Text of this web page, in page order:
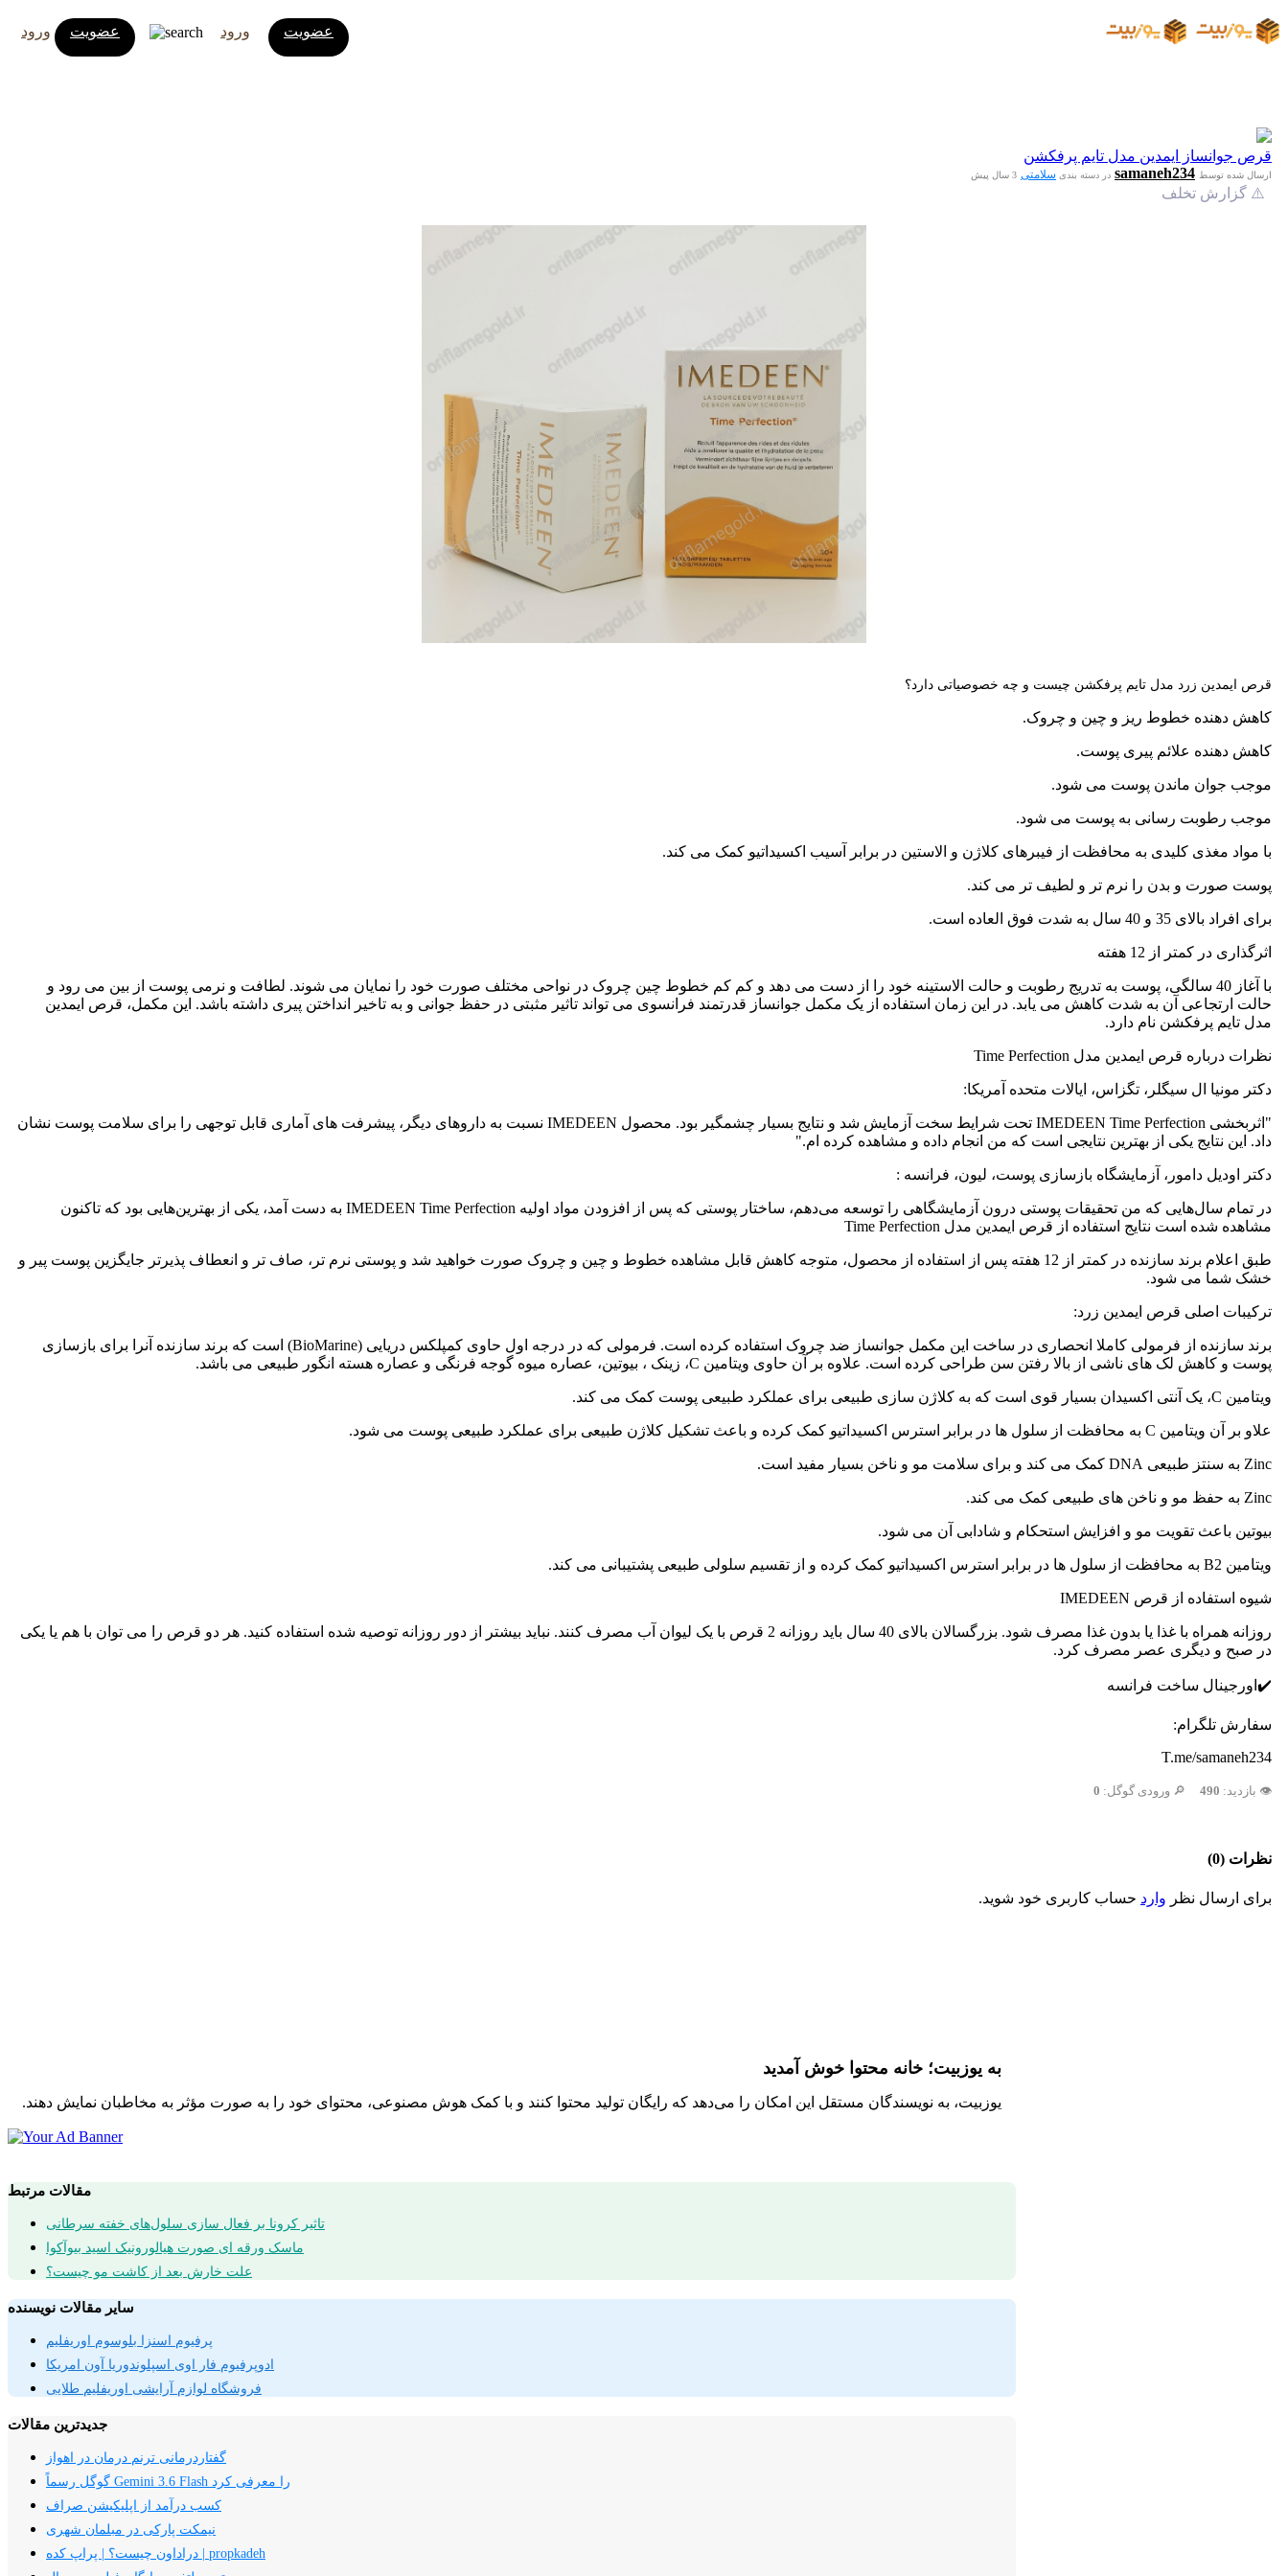
ورود عضویت ورود عضویت
قرص جوانساز ایمدین مدل تایم پرفکشن
ارسال شده توسط samaneh234 در دسته بندی سلامتی 3 سال پیش
⚠️ گزارش تخلف
قرص ایمدین زرد مدل تایم پرفکشن چیست و چه خصوصیاتی دارد؟
کاهش دهنده خطوط ریز و چین و چروک.
کاهش دهنده علائم پیری پوست.
موجب جوان ماندن پوست می شود.
موجب رطوبت رسانی به پوست می شود.
با مواد مغذی کلیدی به محافظت از فیبرهای کلاژن و الاستین در برابر آسیب اکسیداتیو کمک می کند.
پوست صورت و بدن را نرم تر و لطیف تر می کند.
برای افراد بالای 35 و 40 سال به شدت فوق العاده است.
اثرگذاری در کمتر از 12 هفته
با آغاز 40 سالگی، پوست به تدریج رطوبت و حالت الاستینه خود را از دست می دهد و کم کم خطوط چین چروک در نواحی مختلف صورت خود را نمایان می شوند. لطافت و نرمی پوست از بین می رود و
حالت ارتجاعی آن به شدت کاهش می یابد. در این زمان استفاده از یک مکمل جوانساز قدرتمند فرانسوی می تواند تاثیر مثبتی در حفظ جوانی و به تاخیر انداختن پیری داشته باشد. این مکمل، قرص ایمدین
مدل تایم پرفکشن نام دارد.
نظرات درباره قرص ایمدین مدل Time Perfection
دکتر مونیا ال سیگلر، تگزاس، ایالات متحده آمریکا:
"اثربخشی IMEDEEN Time Perfection تحت شرایط سخت آزمایش شد و نتایج بسیار چشمگیر بود. محصول IMEDEEN نسبت به داروهای دیگر، پیشرفت های آماری قابل توجهی را برای سلامت پوست نشان
داد. این نتایج یکی از بهترین نتایجی است که من انجام داده و مشاهده کرده ام."
دکتر اودیل دامور، آزمایشگاه بازسازی پوست، لیون، فرانسه :
در تمام سال‌هایی که من تحقیقات پوستی درون آزمایشگاهی را توسعه می‌دهم، ساختار پوستی که پس از افزودن مواد اولیه IMEDEEN Time Perfection به دست آمد، یکی از بهترین‌هایی بود که تاکنون
مشاهده شده است نتایج استفاده از قرص ایمدین مدل Time Perfection
طبق اعلام برند سازنده در کمتر از 12 هفته پس از استفاده از محصول، متوجه کاهش قابل مشاهده خطوط و چین و چروک صورت خواهید شد و پوستی نرم تر، صاف تر و انعطاف پذیرتر جایگزین پوست پیر و
خشک شما می شود.
ترکیبات اصلی قرص ایمدین زرد:
برند سازنده از فرمولی کاملا انحصاری در ساخت این مکمل جوانساز ضد چروک استفاده کرده است. فرمولی که در درجه اول حاوی کمپلکس دریایی (BioMarine) است که برند سازنده آنرا برای بازسازی
پوست و کاهش لک های ناشی از بالا رفتن سن طراحی کرده است. علاوه بر آن حاوی ویتامین C، زینک ، بیوتین، عصاره میوه گوجه فرنگی و عصاره هسته انگور طبیعی می باشد.
ویتامین C، یک آنتی اکسیدان بسیار قوی است که به کلاژن سازی طبیعی برای عملکرد طبیعی پوست کمک می کند.
علاو بر آن ویتامین C به محافظت از سلول ها در برابر استرس اکسیداتیو کمک کرده و باعث تشکیل کلاژن طبیعی برای عملکرد طبیعی پوست می شود.
Zinc به سنتز طبیعی DNA کمک می کند و برای سلامت مو و ناخن بسیار مفید است.
Zinc به حفظ مو و ناخن های طبیعی کمک می کند.
بیوتین باعث تقویت مو و افزایش استحکام و شادابی آن می شود.
ویتامین B2 به محافظت از سلول ها در برابر استرس اکسیداتیو کمک کرده و از تقسیم سلولی طبیعی پشتیبانی می کند.
شیوه استفاده از قرص IMEDEEN
روزانه همراه با غذا یا بدون غذا مصرف شود. بزرگسالان بالای 40 سال باید روزانه 2 قرص با یک لیوان آب مصرف کنند. نباید بیشتر از دور روزانه توصیه شده استفاده کنید. هر دو قرص را می توان با هم یا یکی
در صبح و دیگری عصر مصرف کرد.
✔️اورجینال ساخت فرانسه
سفارش تلگرام:
T.me/samaneh234
👁️ بازدید: 490 🔎 ورودی گوگل: 0
نظرات (0)
برای ارسال نظر وارد حساب کاربری خود شوید.
به یوزبیت؛ خانه محتوا خوش آمدید
یوزبیت، به نویسندگان مستقل این امکان را می‌دهد که رایگان تولید محتوا کنند و با کمک هوش مصنوعی، محتوای خود را به صورت مؤثر به مخاطبان نمایش دهند.
مقالات مرتبط
تاثیر کرونا بر فعال سازی سلول‌های خفته سرطانی
ماسک ورقه ای صورت هیالورونیک اسید بیوآکوا
علت خارش بعد از کاشت مو چیست؟
سایر مقالات نویسنده
پرفیوم اسنزا بلوسوم اوریفلیم
ادوپرفیوم فار اوی اسپلوندوریا آون امریکا
فروشگاه لوازم آرایشی اوریفلیم طلایی
جدیدترین مقالات
گفتاردرمانی ترنم درمان در اهواز
گوگل رسماً Gemini 3.6 Flash را معرفی کرد
کسب درآمد از اپلیکیشن صراف
نیمکت پارکی در مبلمان شهری
دراداون چیست؟ | پراپ کده | propkadeh